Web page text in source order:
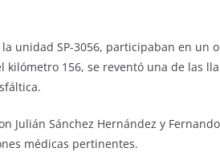
unidad SP-3056, participaban en un
kilómetro 156, se reventó una de las
Julián Sánchez Hernández y
médicas pertinentes.